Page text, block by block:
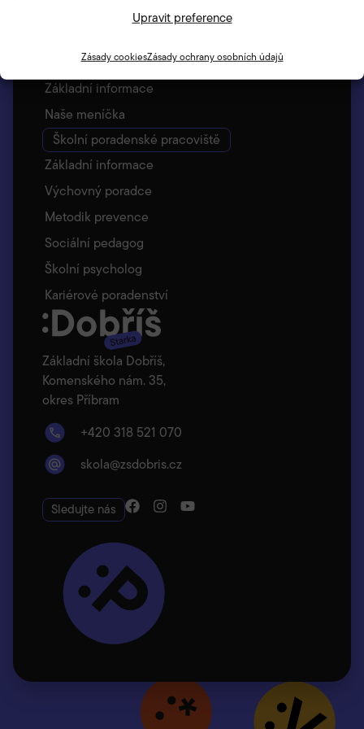
Upravit preference
Zásady cookiesZásady ochrany osobních údajů
Základní škola Dobříš,
Komenského nám. 35,
okres Příbram
+420 318 521 070
skola@zsdobris.cz
Sledujte nás
Vychovatelky ŠD
Jídelna
Základní informace
Naše meníčka
Školní poradenské pracoviště
Základní informace
Výchovný poradce
Metodik prevence
Sociální pedagog
Školní psycholog
Kariérové poradenství